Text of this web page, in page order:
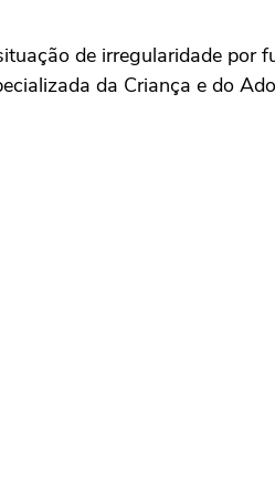
de irregularidade por
da Criança e do